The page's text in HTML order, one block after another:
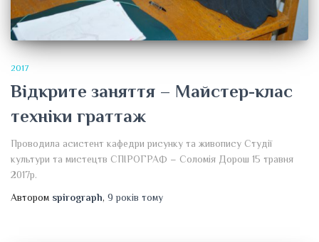
2017
Відкрите заняття – Майстер-клас
техніки граттаж
Проводила асистент кафедри рисунку та живопису Студії
культури та мистецтв СПІРОГРАФ – Соломія Дорош 15 травня
2017р.
Автором spirograph, 9 років тому